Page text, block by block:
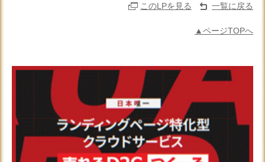
このLPを見る 一覧に戻る
▲ページTOPへ